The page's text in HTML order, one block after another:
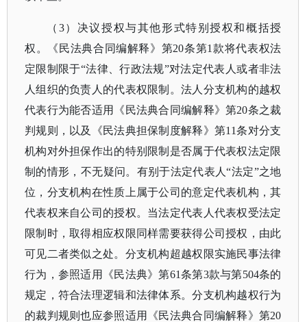
（ 3）决议授权与其他形式特别授权和概括授
权。《民法典合同编解释》第20条第1款将代表权法
定限制限于“法律、行政法规”对法定代表人或者非法
人组织的负责人的代表权限制。法人分支机构的越权
代表行为能否适用《民法典合同编解释》第20条之裁
判规则，以及《民法典担保制度解释》第11条对分支
机构对外担保作出的特别限制是否属于代表权法定限
制的情形，不无疑问。有别于法定代表人“法定”之地
位，分支机构在性质上属于公司的意定代表机构，其
代表权来自公司的授权。当法定代表人代表权受法定
限制时，取得相应权限同样需要获得公司授权，由此
可见二者类似之处。分支机构超越权限实施民事法律
行为，参照适用《民法典》第61条第3款与第504条的
规定，符合法理逻辑和法律体系。分支机构越权行为
的裁判规则也应参照适用《民法典合同编解释》第20